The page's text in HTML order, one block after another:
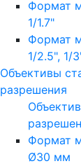
Формат
1/1.7"
Формат
1/2.5", 1/
Объективы
разрешения
Формат
Ø30 мм